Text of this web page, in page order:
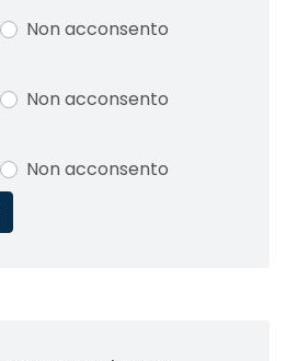
Non acconsento
Non acconsento
Non acconsento